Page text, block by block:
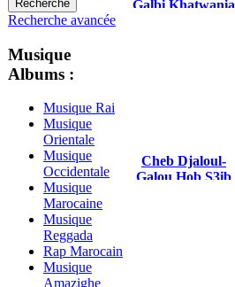
Recherche avancée
Musique
Albums :
Musique Rai
Musique
Orientale
Musique
Occidentale
Musique
Marocaine
Musique
Reggada
Rap Marocain
Musique
Amazighe
Galbi Khatwania
Cheb Djaloul-
Galou Hob S3ib